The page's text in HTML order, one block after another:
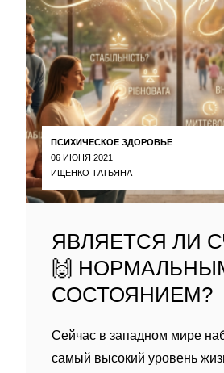
ПСИХИЧЕСКОЕ ЗДОРОВЬЕ
06 ИЮНЯ 2021
ИЩЕНКО ТАТЬЯНА
ЯВЛЯЕТСЯ ЛИ
🙌
СОСТОЯНИЕМ?
Сейчас в западном мире
самый высокий уровень